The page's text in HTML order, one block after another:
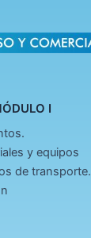
I
y equipos
de transporte.